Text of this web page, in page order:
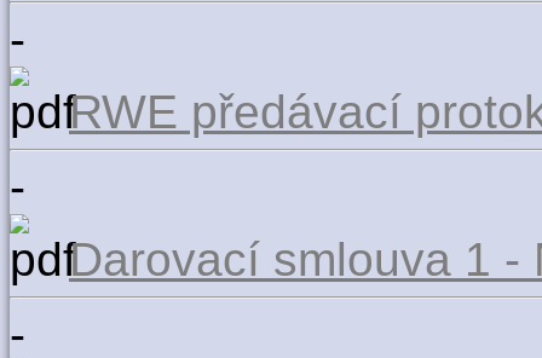
-
RWE předávací
-
Darovací smlouva 1 -
-